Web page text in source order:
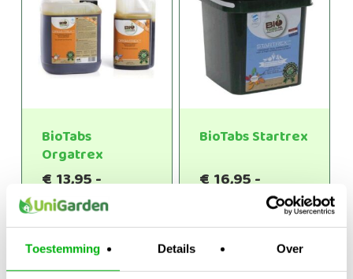
Toestemming Details Over
BioTabs
Orgatrex
€13,95-
€49,50Prijsklasse:
€13,95
tot
€49,50
BioTabs Startrex
€16,95-
Prijsklasse:
€16,95
tot
€48,95